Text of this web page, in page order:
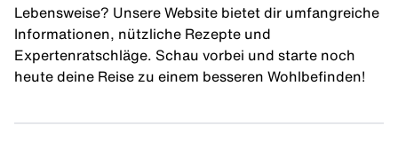
Lebensweise? Unsere Website bietet dir umfangreiche
Informationen, nützliche Rezepte und
Expertenratschläge. Schau vorbei und starte noch
heute deine Reise zu einem besseren Wohlbefinden!